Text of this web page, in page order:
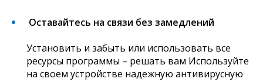
Оставайтесь на связи без замедлений
Установить и забыть или использовать все
ресурсы программы – решать вам Используйте
на своем устройстве надежную антивирусную